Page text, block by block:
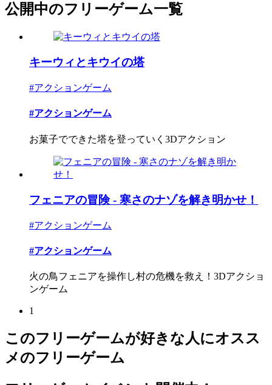
公開中のフリーゲーム一覧
キーウィとキウイの塔
#アクションゲーム
#アクションゲーム
お菓子でできた塔を登っていく3Dアクション
フェニアの冒険 - 寒さのナゾを解き明かせ！
#アクションゲーム
#アクションゲーム
火の鳥フェニアを操作し村の危機を救え！3Dアクショ
ンゲーム
1
このフリーゲームが好きな人にオスス
メのフリーゲーム